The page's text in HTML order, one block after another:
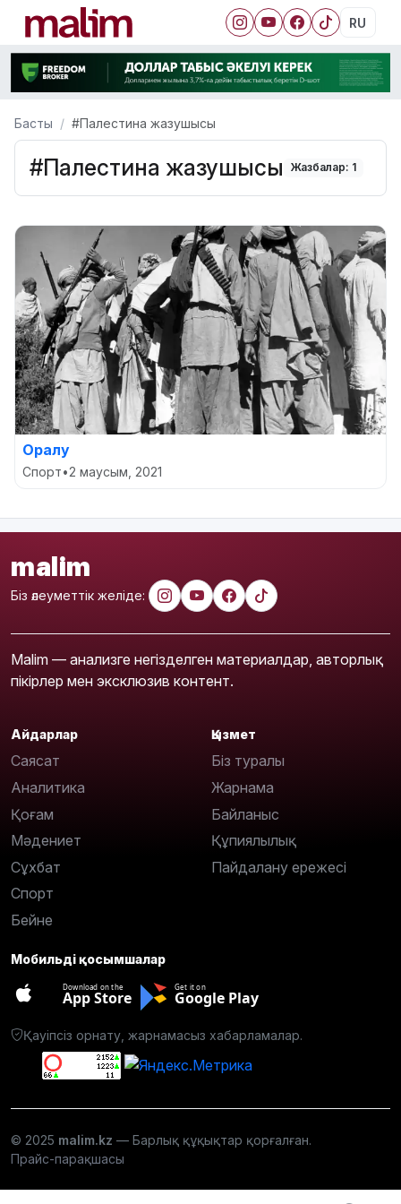
RU
Басты #Палестина жазушысы
#Палестина жазушысы Жазбалар: 1
Оралу
Спорт•2 маусым, 2021
malim
Біз әлеуметтік желіде:
Malim — анализге негізделген материалдар, авторлық
пікірлер мен эксклюзив контент.
Айдарлар
Саясат
Аналитика
Қоғам
Мәдениет
Сұхбат
Спорт
Бейне
Қызмет
Біз туралы
Жарнама
Байланыс
Құпиялылық
Пайдалану ережесі
Мобильді қосымшалар
Download on the
App Store
Get it on
Google Play
Қауіпсіз орнату, жарнамасыз хабарламалар.
© 2025 malim.kz — Барлық құқықтар қорғалған.
Прайс-парақшасы